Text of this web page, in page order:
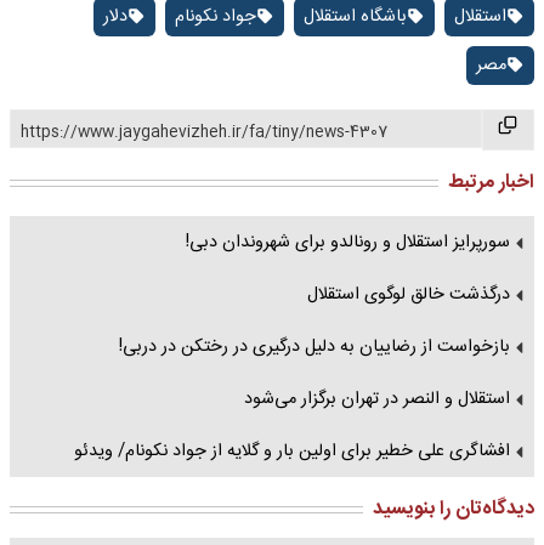
استقلال باشگاه استقلال جواد نکونام
دلار
مصر
https://www.jaygahevizheh.ir/fa/tiny/news-4307
اخبار مرتبط
سورپرایز استقلال و رونالدو برای شهروندان دبی!
درگذشت خالق لوگوی استقلال
بازخواست از رضاییان به دلیل درگیری در رختکن در دربی!
استقلال و النصر در تهران برگزار می‌شود
افشاگری علی خطیر برای اولین بار و گلایه از جواد نکونام/ ویدئو
دیدگاه‌تان را بنویسید